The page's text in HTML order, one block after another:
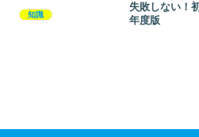
知識
失敗しない！
年度版